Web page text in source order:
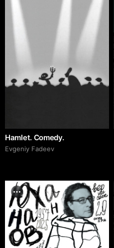
Hamlet. Comedy.
Evgeniy Fadeev